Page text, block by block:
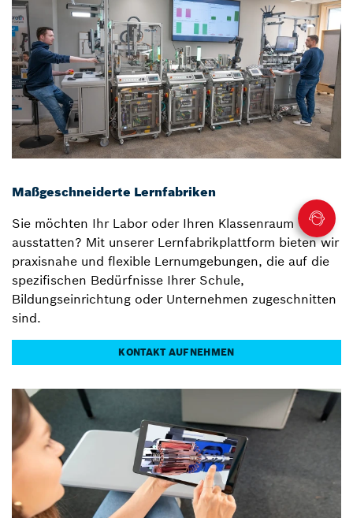
Maßgeschneiderte Lernfabriken
Sie möchten Ihr Labor oder Ihren Klassenraum
ausstatten? Mit unserer Lernfabrikplattform bieten wir
praxisnahe und flexible Lernumgebungen, die auf die
spezifischen Bedürfnisse Ihrer Schule,
Bildungseinrichtung oder Unternehmen zugeschnitten
sind.
KONTAKT AUFNEHMEN